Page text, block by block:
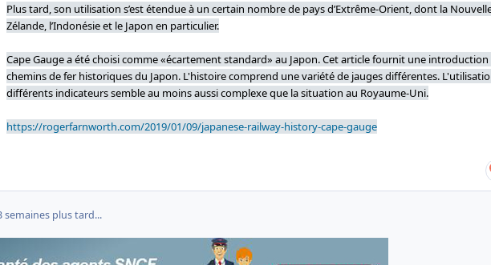
Plus tard, son utilisation s’est étendue à un certain nombre de pays d’Extrême-Orient, dont la
Zélande, l’Indonésie et le Japon en particulier.
Cape Gauge a été choisi comme «écartement standard» au Japon. Cet article fournit une
chemins de fer historiques du Japon. L'histoire comprend une variété de jauges différentes.
différents indicateurs semble au moins aussi complexe que la situation au Royaume-Uni.
https://rogerfarnworth.com/2019/01/09/japanese-railway-history-cape-gauge
semaines plus tard...